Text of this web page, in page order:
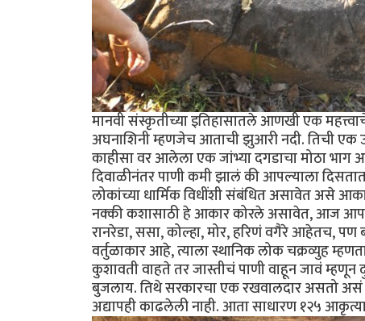
मानवी संस्कृतीच्या इतिहासातले आणखी एक
अघनाशिनी म्हणजेच आताची झुआरी नदी. तिची एक
काहीसा वर आलेला एक जांभ्या दगडाचा मोठा भाग
दिवाळीनंतर पाणी कमी झालं की आपल्याला
लोकांच्या धार्मिक विधींशी संबंधित असावेत असे
नक्की कशासाठी हे आकार कोरले असावेत, आज
रानरेडा, ससा, कोल्हा, मोर, हरिणं वगैरे आहेतच,
वर्तुळाकार आहे, त्याला स्थानिक लोक चक्रव्युह
कुशावती वाहते तर जास्तीचं पाणी वाहून जावं
बुजलाय. तिथे सरकारचा एक रखवालदार असतो असं
अद्यापही काढलेली नाही. आता साधारण १२५